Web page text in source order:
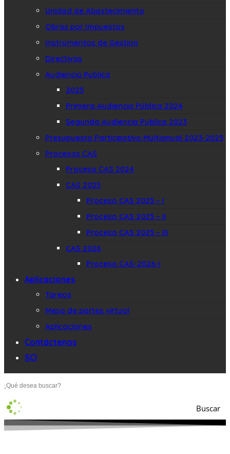
Unidad de Abastecimiento
Obras por Impuestos
Instrumentos de Gestion
Directivas
Audiencia Publica
2025
Primera Audiencia Pública 2024
Segunda Audiencia Publica 2023
Presupuesto Participativo Multianual 2023-2025
Procesos CAS
Proceso CAS 2024
CAS 2025
Proceso CAS 2025 – I
Proceso CAS 2025 – II
Proceso CAS 2025 – III
CAS 2026
Proceso CAS-2026-I
Aplicaciones
Tareos
Mesa de partes virtual
Aplicaciones
Contáctenos
SCI
Buscar